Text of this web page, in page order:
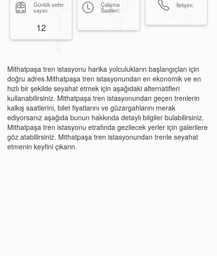
Günlük sefer
sayısı:
12
Çalışma
Saatleri:
İletişim:
Mithatpaşa tren istasyonu harika yolculukların başlangıçları için
doğru adres.Mithatpaşa tren istasyonundan en ekonomik ve en
hızlı bir şekilde seyahat etmek için aşağıdaki alternatifleri
kullanabilirsiniz. Mithatpaşa tren istasyonundan geçen trenlerin
kalkış saatlerini, bilet fiyatlarını ve güzargahlarını merak
ediyorsanız aşağıda bunun hakkında detaylı bilgiler bulabilirsiniz.
Mithatpaşa tren istasyonu etrafında gezilecek yerler için galerilere
göz atabilirsiniz. Mithatpaşa tren istasyonundan trenle seyahat
etmenin keyfini çıkarın.